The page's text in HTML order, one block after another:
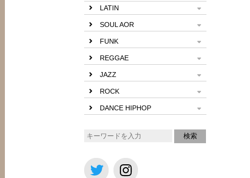
LATIN
SOUL AOR
FUNK
REGGAE
JAZZ
ROCK
DANCE HIPHOP